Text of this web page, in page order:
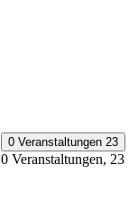
0 Veranstaltungen 23
0 Veranstaltungen, 23